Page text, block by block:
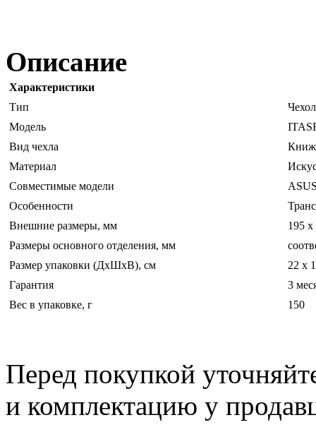
Описание
Характеристики
Тип
Модель
Вид чехла
Материал
Совместимые модели
Особенности
Внешние размеры, мм
195 х
Размеры основного отделения, мм
Размер упаковки (ДхШхВ), см
22 х
Гарантия
3
Вес в упаковке, г
150
Перед покупкой
и комплектацию у